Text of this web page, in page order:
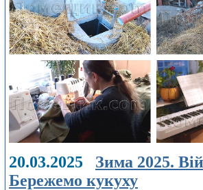
20.03.2025 Зима 2025.
Бережемо кукуху